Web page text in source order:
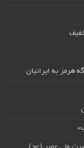
هرمز به ایرانیان